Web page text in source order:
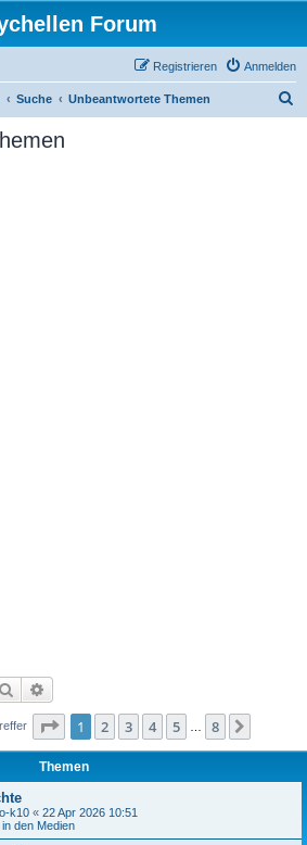
Forum
Anmelden
Registrieren
Suche Unbeantwortete Themen
Suche
Seite 1von
1 2 3 4 5 8
Themen
k10 « 22 Apr 2026 10:51
den Medien